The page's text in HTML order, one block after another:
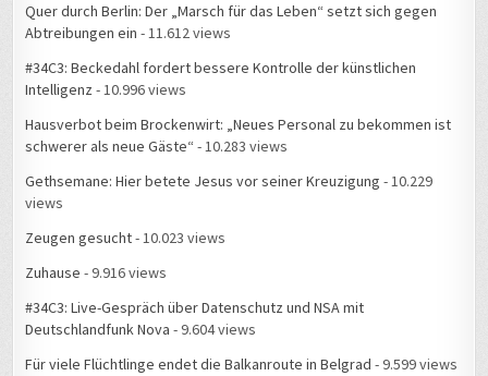
Quer durch Berlin: Der „Marsch für das Leben“ setzt sich gegen
Abtreibungen ein - 11.612 views
#34C3: Beckedahl fordert bessere Kontrolle der künstlichen
Intelligenz - 10.996 views
Hausverbot beim Brockenwirt: „Neues Personal zu bekommen ist
schwerer als neue Gäste“ - 10.283 views
Gethsemane: Hier betete Jesus vor seiner Kreuzigung - 10.229
views
Zeugen gesucht- 10.023 views
Zuhause - 9.916 views
#34C3: Live-Gespräch über Datenschutz und NSA mit
Deutschlandfunk Nova - 9.604 views
Für viele Flüchtlinge endet die Balkanroute in Belgrad - 9.599 views